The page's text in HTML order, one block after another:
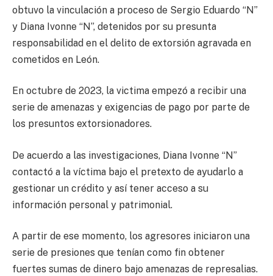
obtuvo la vinculación a proceso de Sergio Eduardo “N”
y Diana Ivonne “N”, detenidos por su presunta
responsabilidad en el delito de extorsión agravada en
cometidos en León.
En octubre de 2023, la victima empezó a recibir una
serie de amenazas y exigencias de pago por parte de
los presuntos extorsionadores.
De acuerdo a las investigaciones, Diana Ivonne “N”
contactó a la víctima bajo el pretexto de ayudarlo a
gestionar un crédito y así tener acceso a su
información personal y patrimonial.
A partir de ese momento, los agresores iniciaron una
serie de presiones que tenían como fin obtener
fuertes sumas de dinero bajo amenazas de represalias.